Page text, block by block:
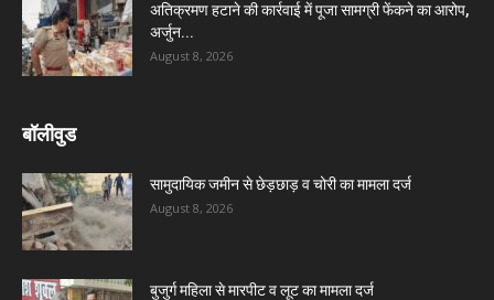
अतिक्रमण हटाने की कार्रवाई में पूजा सामग्री फेंकने का आरोप,
अर्जुन...
August 8, 2026
बॉलीवुड
सामुदायिक जमीन से छेड़छाड़ व चोरी का मामला दर्ज
August 8, 2026
बुजुर्ग महिला से मारपीट व लूट का मामला दर्ज